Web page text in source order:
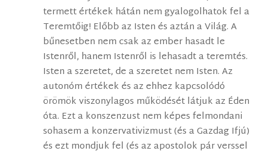
termett értékek hátán nem gyalogolhatok fel a
Teremtőig! Előbb az Isten és aztán a Világ. A
bűnesetben nem csak az ember hasadt le
Istenről, hanem Istenről is lehasadt a teremtés.
Isten a szeretet, de a szeretet nem Isten. Az
autonóm értékek és az ehhez kapcsolódó
örömök viszonylagos működését látjuk az Éden
óta. Ezt a konszenzust nem képes felmondani
sohasem a konzervativizmust (és a Gazdag Ifjú)
és ezt mondjuk fel (és az apostolok pár verssel